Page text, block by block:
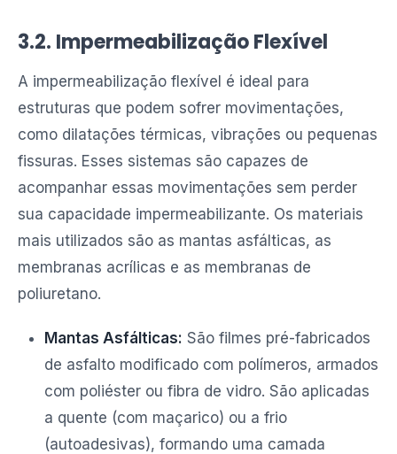
3.2. Impermeabilização Flexível
A impermeabilização flexível é ideal para
estruturas que podem sofrer movimentações,
como dilatações térmicas, vibrações ou pequenas
fissuras. Esses sistemas são capazes de
acompanhar essas movimentações sem perder
sua capacidade impermeabilizante. Os materiais
mais utilizados são as mantas asfálticas, as
membranas acrílicas e as membranas de
poliuretano.
Mantas Asfálticas: São filmes pré-fabricados
de asfalto modificado com polímeros, armados
com poliéster ou fibra de vidro. São aplicadas
a quente (com maçarico) ou a frio
(autoadesivas), formando uma camada